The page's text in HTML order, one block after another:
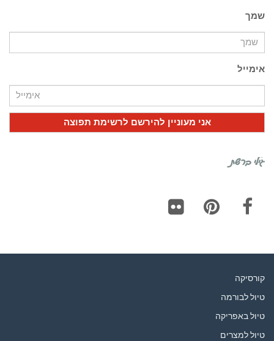
שמך
אימייל
גילי ברשת
קורסיקה
טיול לבורמה
טיול באפריקה
טיול למצרים